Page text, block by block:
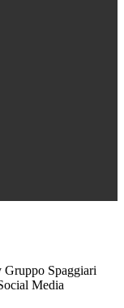
Gruppo Spaggiari
Media